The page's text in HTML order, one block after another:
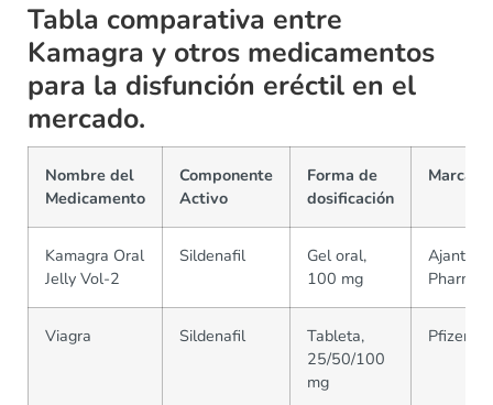
Tabla comparativa entre
Kamagra y otros medicamentos
para la disfunción eréctil en el
mercado.
Nombre del
Medicamento
Componente
Activo
Forma de
dosificación
Marca
Kamagra Oral
Jelly Vol-2
Sildenafil
Gel oral,
100 mg
Ajanta
Pharma
Viagra Sildenafil
Tableta,
25/50/100
mg
Pfizer